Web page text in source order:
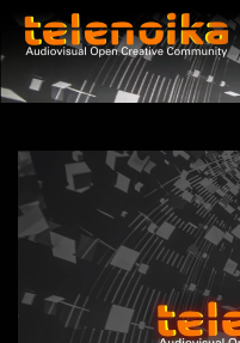
Ir al contenido principal